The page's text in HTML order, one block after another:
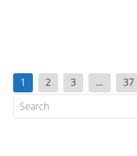
Posts
pagination
1 2 3 … 37